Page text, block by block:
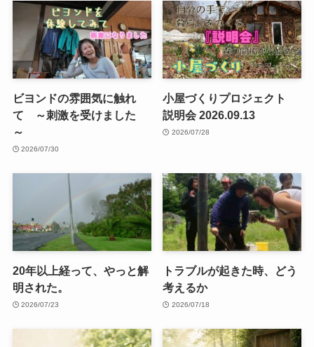
ビヨンドの雰囲気に触れ
て ～刺激を受けました
～
2026/07/30
小屋づくりプロジェクト
説明会 2026.09.13
2026/07/28
20年以上経って、やっと解
明された。
2026/07/23
トラブルが起きた時、どう
考えるか
2026/07/18